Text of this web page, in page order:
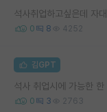
석사취업하고싶은데 자
0 8 4252
김GPT
0 3 2763